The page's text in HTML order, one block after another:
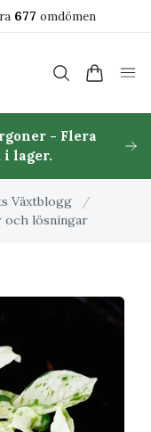
677 omdömen
- Flera
i lager.
Växtblogg
/
och lösningar